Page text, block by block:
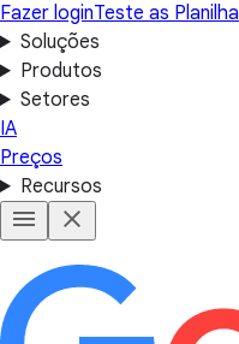
Fazer loginTeste as
Soluções
Produtos
Setores
IA
Preços
Recursos